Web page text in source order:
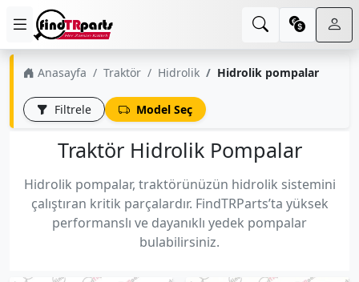
Anasayfa Traktör Hidrolik Hidrolik pompalar
Filtrele Model Seç
Traktör Hidrolik Pompalar
Hidrolik pompalar, traktörünüzün hidrolik sistemini
çalıştıran kritik parçalardır. FindTRParts’ta yüksek
performanslı ve dayanıklı yedek pompalar
bulabilirsiniz.